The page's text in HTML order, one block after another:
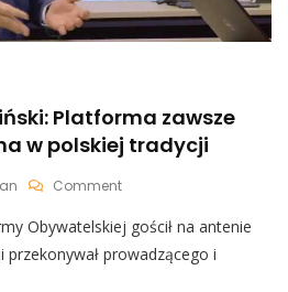
Platforma zawsze
w polskiej tradycji
CommentOn
Zrywać!
Kierwiński:
Platforma
Obywatelskiej gościł na antenie
przekonywał prowadzącego i